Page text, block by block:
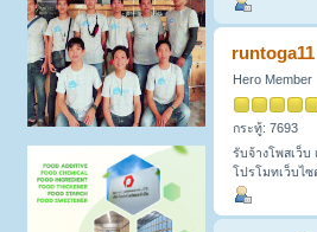
runtoga11
Hero Member
กระทู้: 7693
รับจ้างโพสเว็บ
โปรโมทเว็บไ